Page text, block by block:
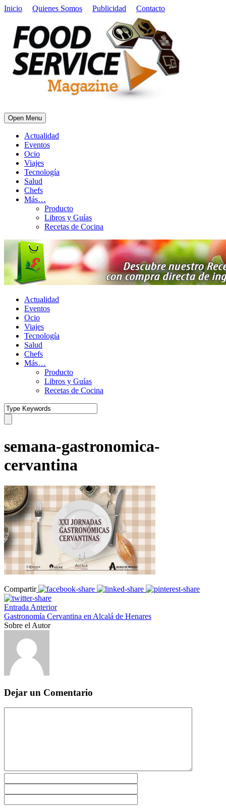
Inicio Quienes Somos Publicidad Contacto
Open Menu
Actualidad
Eventos
Ocio
Viajes
Tecnología
Salud
Chefs
Más…
Producto
Libros y Guías
Recetas de Cocina
Actualidad
Eventos
Ocio
Viajes
Tecnología
Salud
Chefs
Más…
Producto
Libros y Guías
Recetas de Cocina
semana-gastronomica-
cervantina
Compartir
Entrada Anterior
Gastronomía Cervantina en Alcalá de Henares
Sobre el Autor
Dejar un Comentario